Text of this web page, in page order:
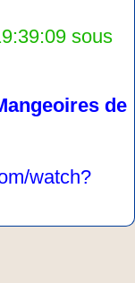
sous
de
watch?